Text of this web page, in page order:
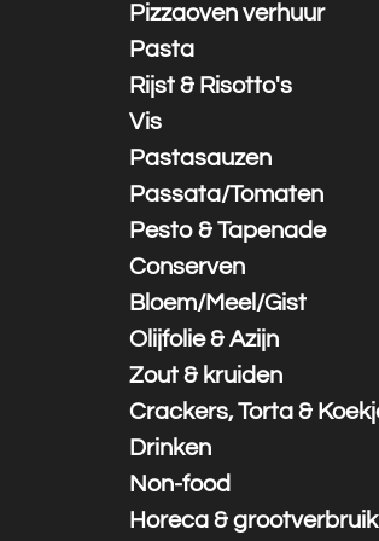
Pizzaoven verhuur
Pasta
Rijst & Risotto's
Vis
Pastasauzen
Passata/Tomaten
Pesto & Tapenade
Conserven
Bloem/Meel/Gist
Olijfolie & Azijn
Zout & kruiden
Crackers, Torta &
Drinken
Non-food
Horeca & grootverbruik